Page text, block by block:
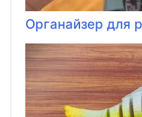
Органайзер для